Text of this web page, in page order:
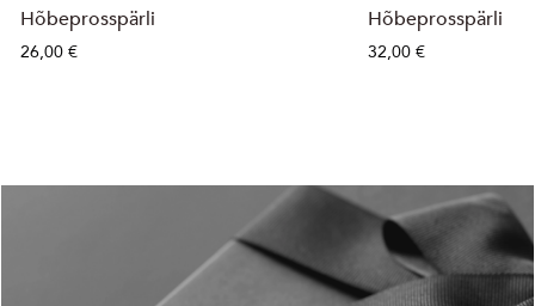
Hõbeprosspärli
26,00 €
Hõbeprosspärli
32,00 €